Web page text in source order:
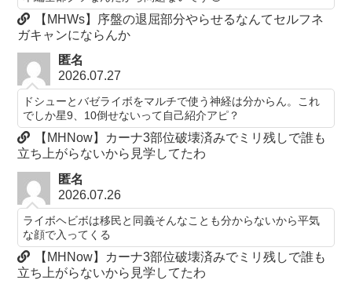
【MHWs】序盤の退屈部分やらせるなんてセルフネ
ガキャンにならんか
匿名
2026.07.27
ドシューとバゼライボをマルチで使う神経は分からん。これ
でしか星9、10倒せないって自己紹介アピ？
【MHNow】カーナ3部位破壊済みでミリ残しで誰も
立ち上がらないから見学してたわ
匿名
2026.07.26
ライボヘビボは移民と同義そんなことも分からないから平気
な顔で入ってくる
【MHNow】カーナ3部位破壊済みでミリ残しで誰も
立ち上がらないから見学してたわ